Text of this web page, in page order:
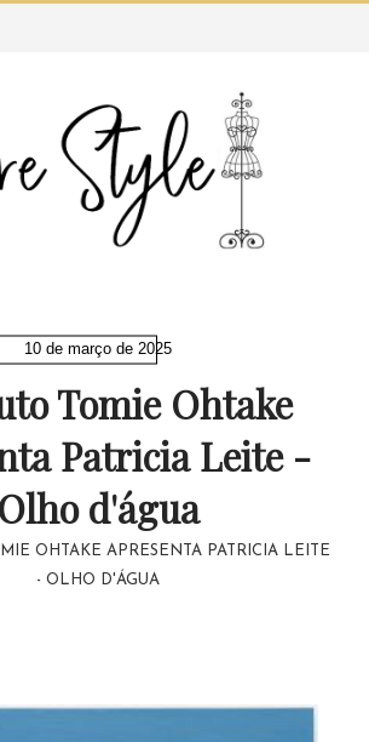
10 de março de 2025
Tomie Ohtake
Patricia Leite -
Olho d'água
OHTAKE APRESENTA PATRICIA LEITE
- OLHO D'ÁGUA